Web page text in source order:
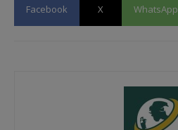
Facebook X WhatsApp